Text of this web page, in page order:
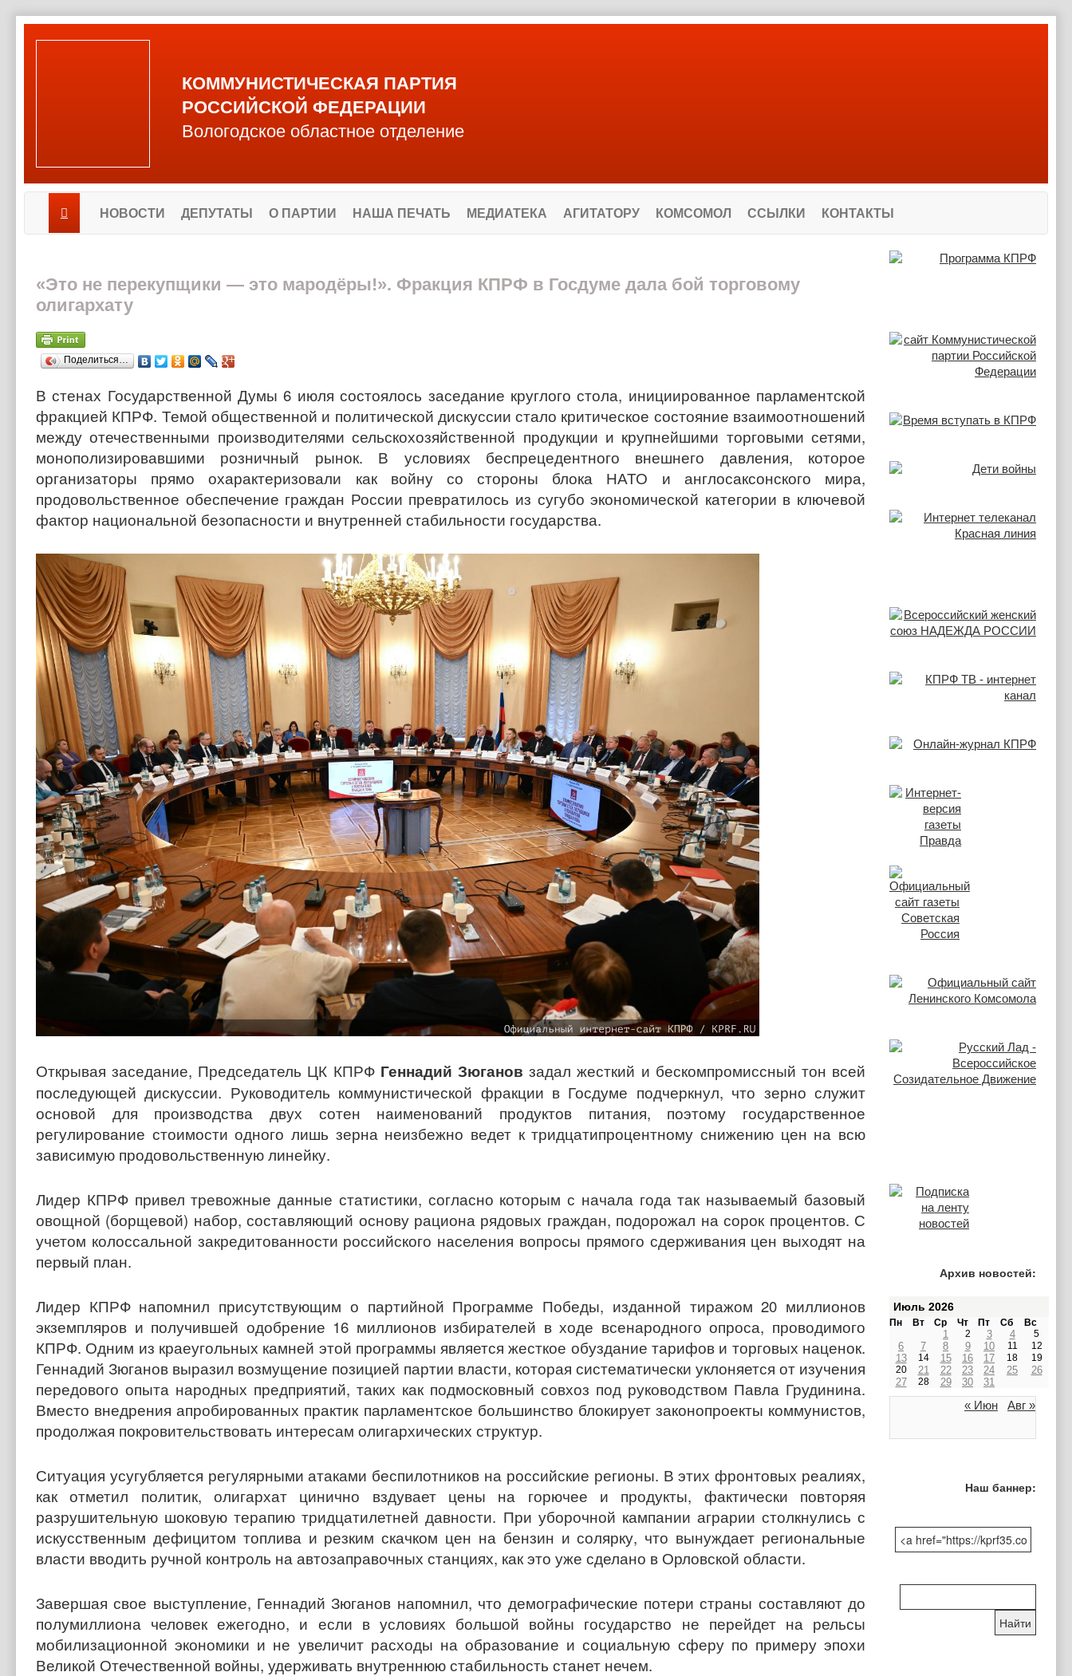
КОММУНИСТИЧЕСКАЯ ПАРТИЯ
РОССИЙСКОЙ ФЕДЕРАЦИИ
Вологодское областное отделение
НОВОСТИ ДЕПУТАТЫ О ПАРТИИ НАША ПЕЧАТЬ МЕДИАТЕКА АГИТАТОРУ КОМСОМОЛ ССЫЛКИ КОНТАКТЫ
«Это не перекупщики — это мародёры!». Фракция КПРФ в Госдуме дала бой торговому
олигархату
Поделиться…
В стенах Государственной Думы 6 июля состоялось заседание круглого стола, инициированное парламентской
фракцией КПРФ. Темой общественной и политической дискуссии стало критическое состояние взаимоотношений
между отечественными производителями сельскохозяйственной продукции и крупнейшими торговыми сетями,
монополизировавшими розничный рынок. В условиях беспрецедентного внешнего давления, которое
организаторы прямо охарактеризовали как войну со стороны блока НАТО и англосаксонского мира,
продовольственное обеспечение граждан России превратилось из сугубо экономической категории в ключевой
фактор национальной безопасности и внутренней стабильности государства.
Открывая заседание, Председатель ЦК КПРФ Геннадий Зюганов задал жесткий и бескомпромиссный тон всей
последующей дискуссии. Руководитель коммунистической фракции в Госдуме подчеркнул, что зерно служит
основой для производства двух сотен наименований продуктов питания, поэтому государственное
регулирование стоимости одного лишь зерна неизбежно ведет к тридцатипроцентному снижению цен на всю
зависимую продовольственную линейку.
Лидер КПРФ привел тревожные данные статистики, согласно которым с начала года так называемый базовый
овощной (борщевой) набор, составляющий основу рациона рядовых граждан, подорожал на сорок процентов. С
учетом колоссальной закредитованности российского населения вопросы прямого сдерживания цен выходят на
первый план.
Лидер КПРФ напомнил присутствующим о партийной Программе Победы, изданной тиражом 20 миллионов
экземпляров и получившей одобрение 16 миллионов избирателей в ходе всенародного опроса, проводимого
КПРФ. Одним из краеугольных камней этой программы является жесткое обуздание тарифов и торговых наценок.
Геннадий Зюганов выразил возмущение позицией партии власти, которая систематически уклоняется от изучения
передового опыта народных предприятий, таких как подмосковный совхоз под руководством Павла Грудинина.
Вместо внедрения апробированных практик парламентское большинство блокирует законопроекты коммунистов,
продолжая покровительствовать интересам олигархических структур.
Ситуация усугубляется регулярными атаками беспилотников на российские регионы. В этих фронтовых реалиях,
как отметил политик, олигархат цинично вздувает цены на горючее и продукты, фактически повторяя
разрушительную шоковую терапию тридцатилетней давности. При уборочной кампании аграрии столкнулись с
искусственным дефицитом топлива и резким скачком цен на бензин и солярку, что вынуждает региональные
власти вводить ручной контроль на автозаправочных станциях, как это уже сделано в Орловской области.
Завершая свое выступление, Геннадий Зюганов напомнил, что демографические потери страны составляют до
полумиллиона человек ежегодно, и если в условиях большой войны государство не перейдет на рельсы
мобилизационной экономики и не увеличит расходы на образование и социальную сферу по примеру эпохи
Великой Отечественной войны, удерживать внутреннюю стабильность станет нечем.
Архив новостей:
Июль 2026
Пн Вт Ср Чт Пт Сб Вс
1 2 3 4 5
6 7 8 9 10 11 12
13 14 15 16 17 18
19
20
21 22 23 24 25
26
27
28 29 30 31
« Июн Авг »
Наш баннер:
по